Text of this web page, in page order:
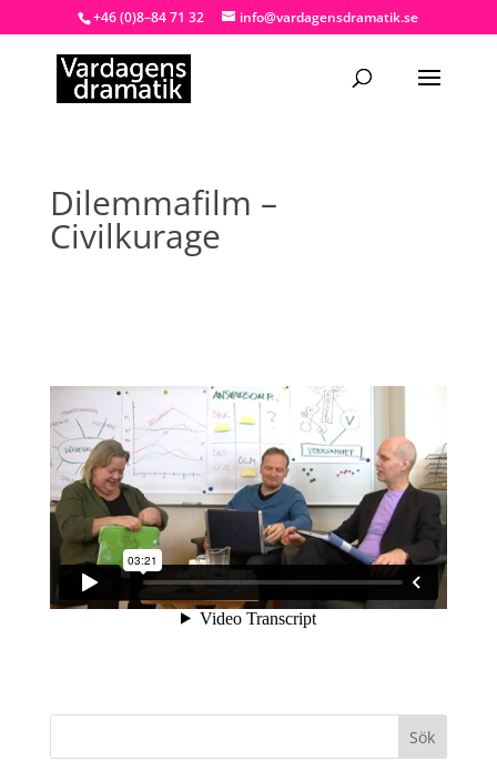
+46 (0)8–84 71 32 info@vardagensdramatik.se
Dilemmafilm –
Civilkurage